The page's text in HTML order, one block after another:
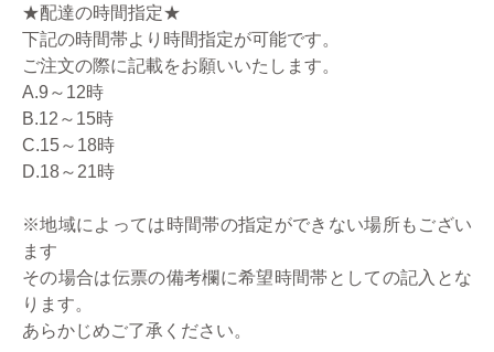
★配達の時間指定★
下記の時間帯より時間指定が可能です。
ご注文の際に記載をお願いいたします。
A.9～12時
B.12～15時
C.15～18時
D.18～21時
※地域によっては時間帯の指定ができない場所もござい
ます
その場合は伝票の備考欄に希望時間帯としての記入とな
ります。
あらかじめご了承ください。